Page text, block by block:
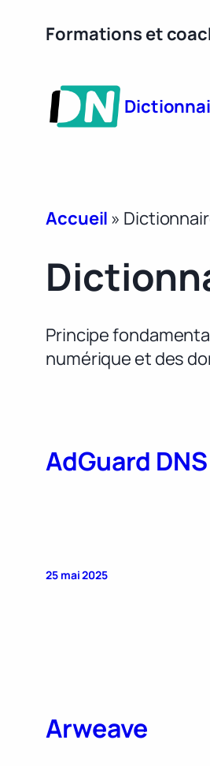
Formations et
Accueil »
Principe
numérique et des
AdGuard DNS
25 mai 2025
Arweave